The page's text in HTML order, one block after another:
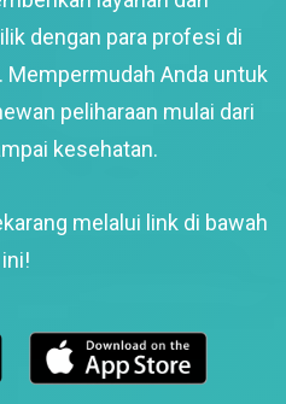
dengan para profesi di
Mempermudah Anda untuk
peliharaan mulai dari
kesehatan.
melalui link di bawah
ini!